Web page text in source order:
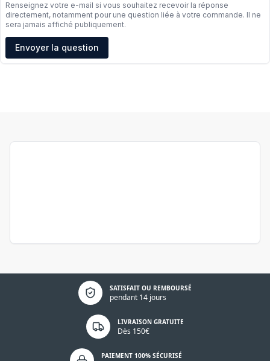
Renseignez votre e-mail si vous souhaitez recevoir la réponse
directement, notamment pour une question liée à votre commande. Il ne
sera jamais affiché publiquement.
Adresse e-mail
Envoyer la question
SATISFAIT OU REMBOURSÉ
pendant 14 jours
Politique de confidentialité
LIVRAISON GRATUITE
Dès 150€
PAIEMENT 100% SÉCURISÉ